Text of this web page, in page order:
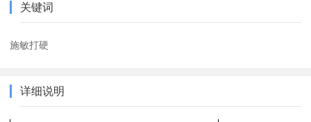
关键词
施敏打硬
详细说明